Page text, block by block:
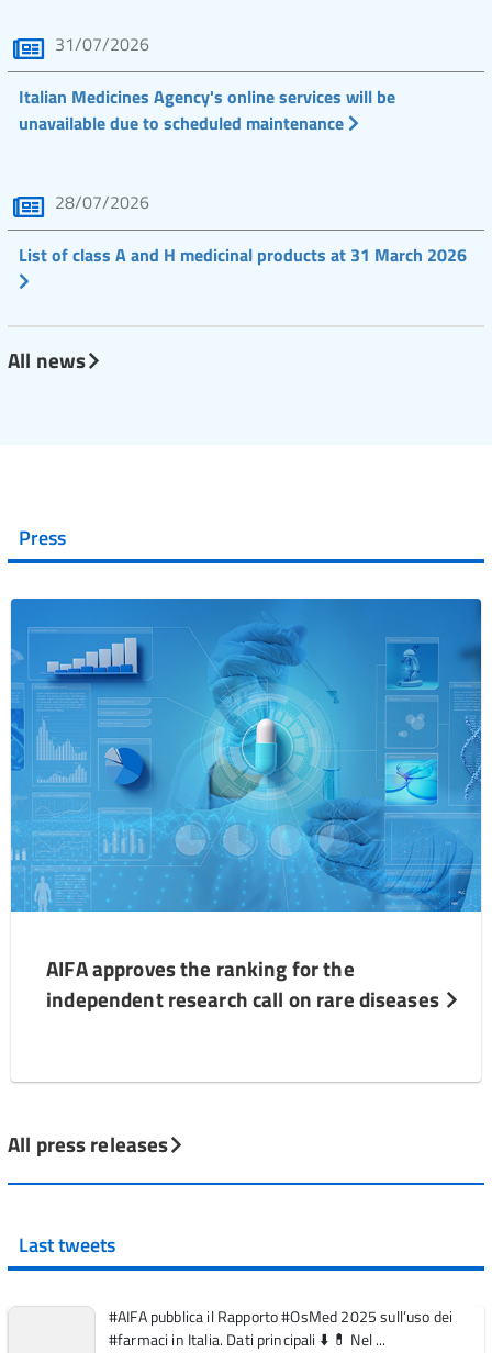
31/07/2026
Italian Medicines Agency's online services will be
unavailable due to scheduled maintenance
28/07/2026
List of class A and H medicinal products at 31 March 2026
All news
Press
AIFA approves the ranking for the
independent research call on rare diseases
All press releases
Last tweets
#AIFA pubblica il Rapporto #OsMed 2025 sull’uso dei
#farmaci in Italia. Dati principali ⬇️ 💊 Nel ...